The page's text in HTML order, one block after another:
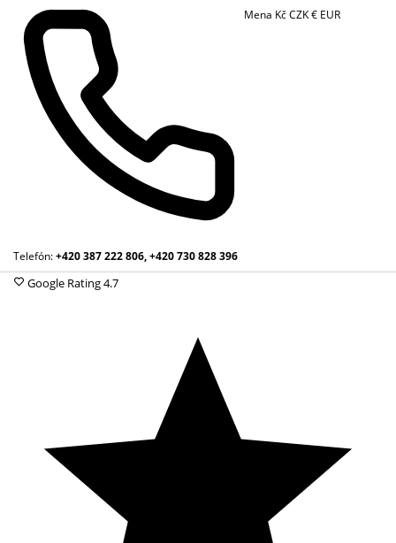
Telefón:+420 387 222 806, +420 730 828 396
Mena KčCZK€ EUR
Google Rating4.7